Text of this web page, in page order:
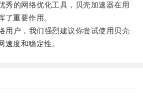
的网络优化工具，贝壳加速器在用
了重要作用。
户，我们强烈建议你尝试使用贝壳
速度和稳定性。